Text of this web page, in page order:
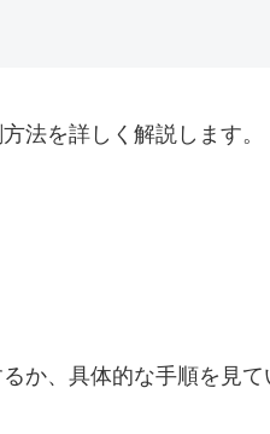
法を詳しく解説します。
か、具体的な手順を見て